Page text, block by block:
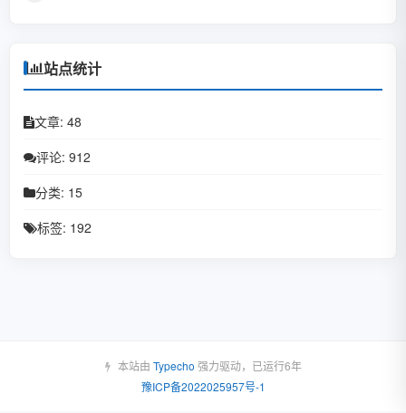
December 2020
November 2020
September 2020
July 2020
June 2020
May 2020
站点统计
文章: 48
评论: 912
分类: 15
标签: 192
本站由 Typecho 强力驱动，已运行6年
豫ICP备2022025957号-1